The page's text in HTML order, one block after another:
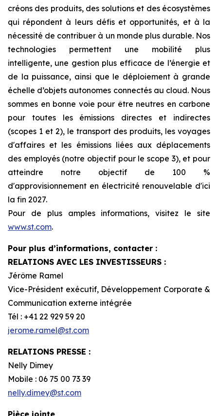
créons des produits, des solutions et des écosystèmes
qui répondent à leurs défis et opportunités, et à la
nécessité de contribuer à un monde plus durable. Nos
technologies permettent une mobilité plus
intelligente, une gestion plus efficace de l’énergie et
de la puissance, ainsi que le déploiement à grande
échelle d’objets autonomes connectés au cloud. Nous
sommes en bonne voie pour être neutres en carbone
pour toutes les émissions directes et indirectes
(scopes 1 et 2), le transport des produits, les voyages
d'affaires et les émissions liées aux déplacements
des employés (notre objectif pour le scope 3), et pour
atteindre notre objectif de 100 %
d'approvisionnement en électricité renouvelable d'ici
la fin 2027.
Pour de plus amples informations, visitez le site
www.st.com.
Pour plus d’informations, contacter :
RELATIONS AVEC LES INVESTISSEURS :
Jérôme Ramel
Vice-Président exécutif, Développement Corporate &
Communication externe intégrée
Tél : +41 22 929 59 20
jerome.ramel@st.com
RELATIONS PRESSE :
Nelly Dimey
Mobile : 06 75 00 73 39
nelly.dimey@st.com
Pièce jointe